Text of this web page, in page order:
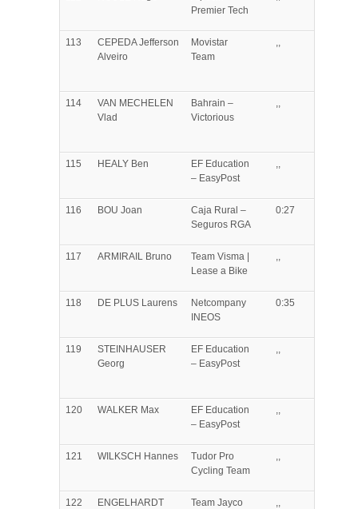
Premier Tech
113 CEPEDAJefferson
Alveiro
Movistar
Team
,,
114
VAN MECHELEN
Vlad
Bahrain –
Victorious
,,
115 HEALY Ben
EF Education
– EasyPost
,,
116 BOU Joan
Caja Rural –
Seguros RGA
0:27
117 ARMIRAIL Bruno
Team Visma |
Lease a Bike
,,
118 DE PLUS Laurens
Netcompany
INEOS
0:35
119
STEINHAUSER
Georg
EF Education
– EasyPost
,,
120 WALKER Max
EF Education
– EasyPost
,,
121 WILKSCH Hannes
Tudor Pro
Cycling Team
,,
122
ENGELHARDT
Team Jayco
,,